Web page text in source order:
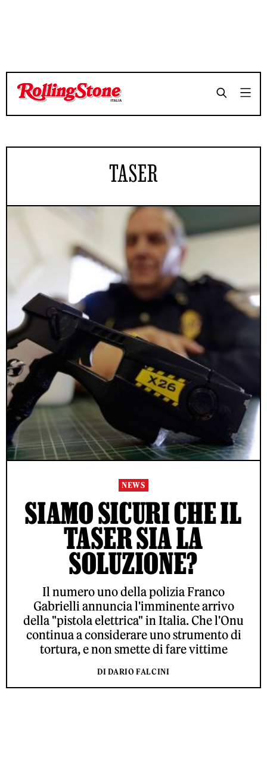
TASER
NEWS
SIAMO SICURI CHE IL
TASER SIA LA
SOLUZIONE?
Il numero uno della polizia Franco
Gabrielli annuncia l'imminente arrivo
della "pistola elettrica" in Italia. Che l'Onu
continua a considerare uno strumento di
tortura, e non smette di fare vittime
DI DARIO FALCINI